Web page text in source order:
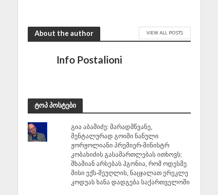
About the author VIEW ALL POSTS
Info Postalioni
ტოპ პოსტები
გია აბაშიძე: მარადმწვანე,
მენტალურად გოიმი ნანული
ჟორჟოლიანი პრემიერ-მინისტრ
კობახიძის გასამართლებას ითხოვს;
შხამიან არსებას ჰგონია, რომ ოდესმე
მისი ექს-მეუღლის, ნაცჯალათ ერეკლე
კოდუას ხანა დადგება საქართველოში